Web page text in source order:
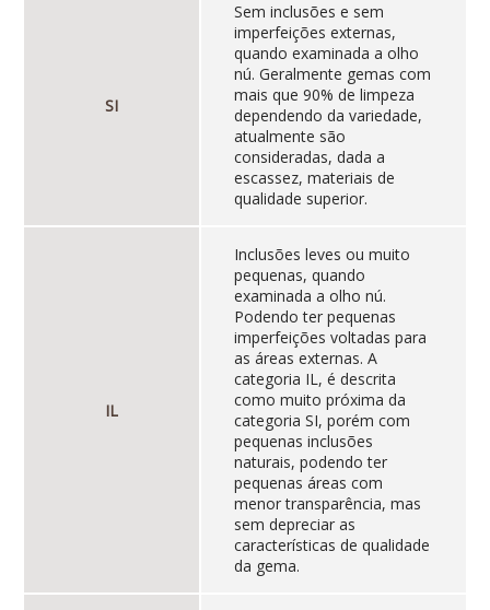
SI
Sem inclusões e sem
imperfeições externas,
quando examinada a olho
nú. Geralmente gemas com
mais que 90% de limpeza
dependendo da variedade,
atualmente são
consideradas, dada a
escassez, materiais de
qualidade superior.
IL
Inclusões leves ou muito
pequenas, quando
examinada a olho nú.
Podendo ter pequenas
imperfeições voltadas para
as áreas externas. A
categoria IL, é descrita
como muito próxima da
categoria SI, porém com
pequenas inclusões
naturais, podendo ter
pequenas áreas com
menor transparência, mas
sem depreciar as
características de qualidade
da gema.